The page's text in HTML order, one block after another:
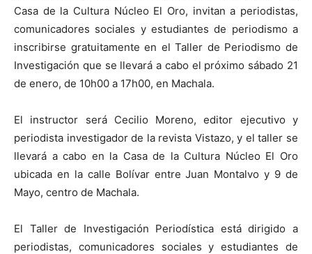
Casa de la Cultura Núcleo El Oro, invitan a periodistas,
comunicadores sociales y estudiantes de periodismo a
inscribirse gratuitamente en el Taller de Periodismo de
Investigación que se llevará a cabo el próximo sábado 21
de enero, de 10h00 a 17h00, en Machala.
El instructor será Cecilio Moreno, editor ejecutivo y
periodista investigador de la revista Vistazo, y el taller se
llevará a cabo en la Casa de la Cultura Núcleo El Oro
ubicada en la calle Bolívar entre Juan Montalvo y 9 de
Mayo, centro de Machala.
El Taller de Investigación Periodística está dirigido a
periodistas, comunicadores sociales y estudiantes de